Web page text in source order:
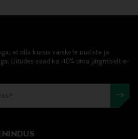
et olla kursis värskete uudiste ja
Liitudes saad ka -10% oma järgmiselt e-